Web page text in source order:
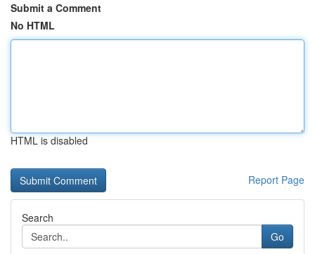
Submit a Comment
No HTML
HTML is disabled
Report Page
Search
Go